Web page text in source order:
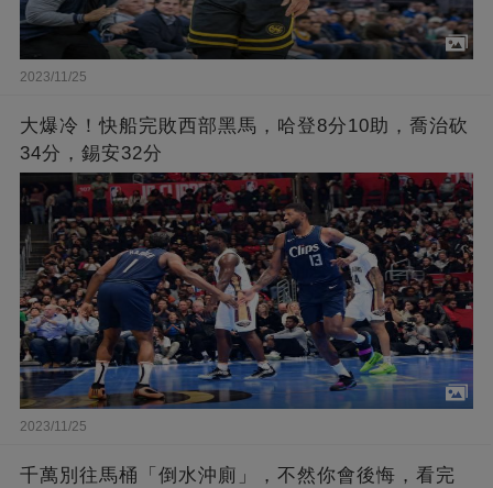
2023/11/25
大爆冷！快船完敗西部黑馬，哈登8分10助，喬治砍
34分，錫安32分
2023/11/25
千萬別往馬桶「倒水沖廁」，不然你會後悔，看完